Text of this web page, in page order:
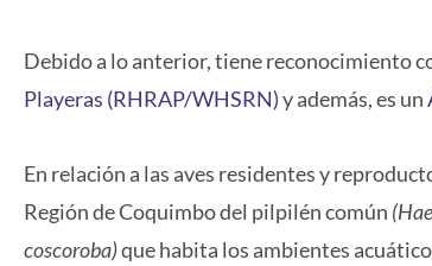
Debido a lo anterior, tiene reconocimiento
Playeras (RHRAP/WHSRN)y además, es un
En relación a las aves residentes y
Región de Coquimbo del pilpilén común
coscoroba)que habita los ambientes